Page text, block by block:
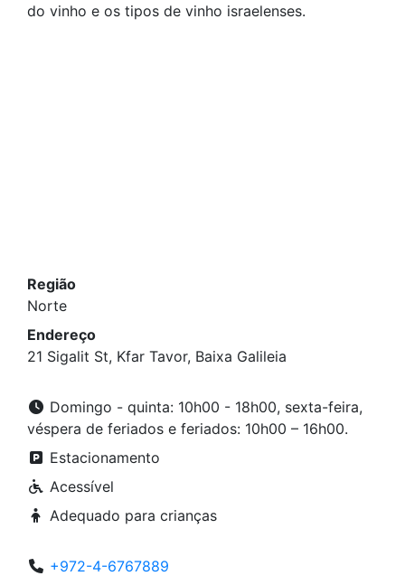
do vinho e os tipos de vinho israelenses.
Região
Norte
Endereço
21 Sigalit St, Kfar Tavor, Baixa Galileia
Domingo - quinta: 10h00 - 18h00, sexta-feira,
véspera de feriados e feriados: 10h00 – 16h00.
Estacionamento
Acessível
Adequado para crianças
+972-4-6767889